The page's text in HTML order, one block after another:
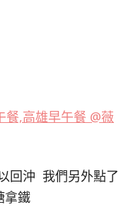
回沖 我們另外點了
拿鐵